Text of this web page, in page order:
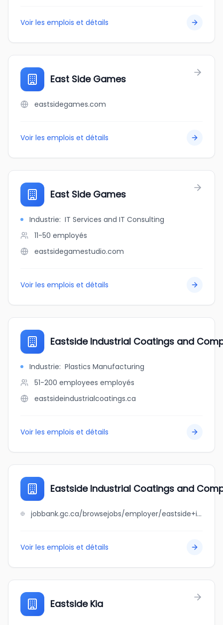
Voir les emplois et détails
East Side Games
eastsidegames.com
Voir les emplois et détails
East Side Games
Industrie: IT Services and IT Consulting
11-50 employés
eastsidegamestudio.com
Voir les emplois et détails
Eastside Industrial Coatings and
Industrie: Plastics Manufacturing
51-200 employees employés
eastsideindustrialcoatings.ca
Voir les emplois et détails
Eastside Industrial Coatings and
jobbank.gc.ca/browsejobs/employer/eastside+industrial+coatings+and+composites/ca
Voir les emplois et détails
Eastside Kia